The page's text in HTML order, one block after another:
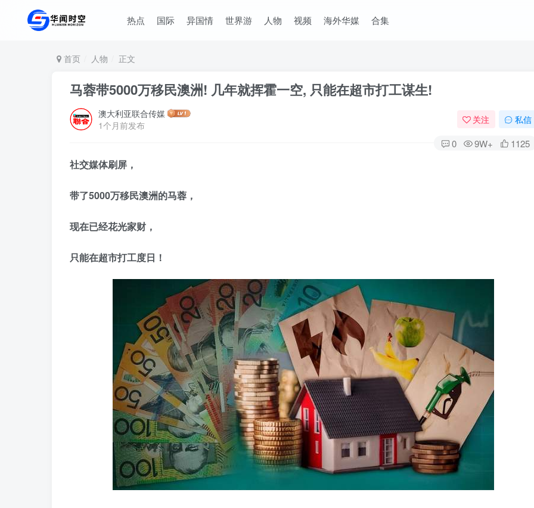
热点 国际 异国情 世界游 人物 视频 海外华媒 合集
首页 人物 正文
马蓉带5000万移民澳洲! 几年就挥霍一空, 只能在超市打工谋生!
澳大利亚联合传媒
1个月前发布
关注 私信
0 9W+ 1125
社交媒体刷屏，
带了5000万移民澳洲的马蓉，
现在已经花光家财，
只能在超市打工度日！